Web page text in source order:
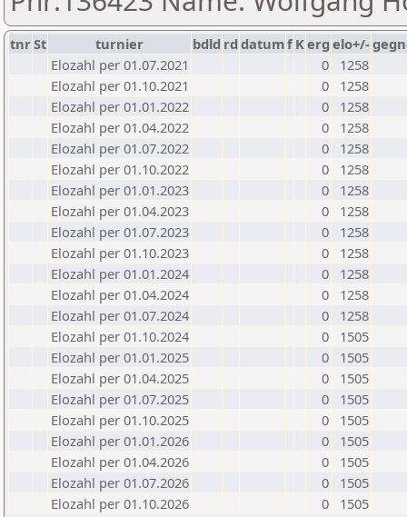
tnrSt turnier bdld rd datumf Kerg elo+/-
Elozahl per 01.07.2021
0
1258
Elozahl per 01.10.2021
0
1258
Elozahl per 01.01.2022
0
1258
Elozahl per 01.04.2022
0
1258
Elozahl per 01.07.2022
0
1258
Elozahl per 01.10.2022
0
1258
Elozahl per 01.01.2023
0
1258
Elozahl per 01.04.2023
0
1258
Elozahl per 01.07.2023
0
1258
Elozahl per 01.10.2023
0
1258
Elozahl per 01.01.2024
0
1258
Elozahl per 01.04.2024
0
1258
Elozahl per 01.07.2024
0
1258
Elozahl per 01.10.2024
0
1505
Elozahl per 01.01.2025
0
1505
Elozahl per 01.04.2025
0
1505
Elozahl per 01.07.2025
0
1505
Elozahl per 01.10.2025
0
1505
Elozahl per 01.01.2026
0
1505
Elozahl per 01.04.2026
0
1505
Elozahl per 01.07.2026
0
1505
Elozahl per 01.10.2026
0 1505